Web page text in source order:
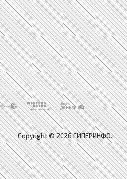
Copyright © 2026 ГИПЕРИНФО.